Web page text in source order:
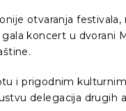
otvaranja
koncert u
i prigodnim
delegacija drugih